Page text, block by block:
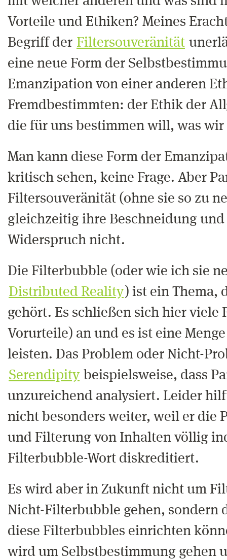
Vorteile und Ethiken? Meines
Begriff der Filtersouveränität
eine neue Form der
Emanzipation von einer anderen
Fremdbestimmten: der Ethik der
die für uns bestimmen will, was wir
Man kann diese Form der
kritisch sehen, keine Frage. Aber
Filtersouveränität (ohne sie so zu
gleichzeitig ihre Beschneidung
Widerspruch nicht.
Die Filterbubble (oder wie ich sie
Distributed Reality) ist ein Thema,
gehört. Es schließen sich hier viele
Vorurteile) an und es ist eine
leisten. Das Problem oder Nicht-
Serendipity beispielsweise, dass
unzureichend analysiert. Leider
nicht besonders weiter, weil er die
und Filterung von Inhalten völlig
Filterbubble-Wort diskreditiert.
Es wird aber in Zukunft nicht um
Nicht-Filterbubble gehen, sondern
diese Filterbubbles einrichten
wird um Selbstbestimmung gehen